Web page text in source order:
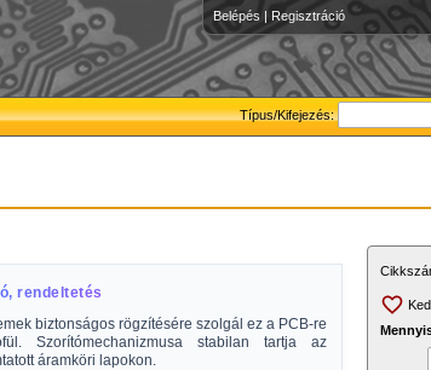
Belépés | Regisztráció
Típus/Kifejezés:
rendeltetés
biztonságos rögzítésére szolgál ez a PCB-re
Szorítómechanizmusa stabilan tartja az
áramköri lapokon.